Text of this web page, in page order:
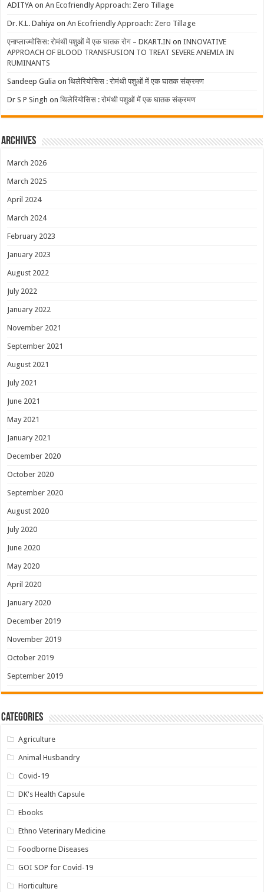
ADITYA onAn Ecofriendly Approach: Zero Tillage
Dr. K.L. Dahiya onAn Ecofriendly Approach: Zero Tillage
एनाप्लाज्मोसिस: रोमंथी पशुओं में एक घातक रोग – DKART.IN onINNOVATIVE
APPROACH OF BLOOD TRANSFUSION TO TREAT SEVERE ANEMIA IN
RUMINANTS
Sandeep Gulia onथिलेरियोसिस : रोमंथी पशुओं में एक घातक संक्रमण
Dr S P Singh onथिलेरियोसिस : रोमंथी पशुओं में एक घातक संक्रमण
Archives
March 2026
March 2025
April 2024
March 2024
February 2023
January 2023
August 2022
July 2022
January 2022
November 2021
September 2021
August 2021
July 2021
June 2021
May 2021
January 2021
December 2020
October 2020
September 2020
August 2020
July 2020
June 2020
May 2020
April 2020
January 2020
December 2019
November 2019
October 2019
September 2019
Categories
Agriculture
Animal Husbandry
Covid-19
DK's Health Capsule
Ebooks
Ethno Veterinary Medicine
Foodborne Diseases
GOI SOP for Covid-19
Horticulture